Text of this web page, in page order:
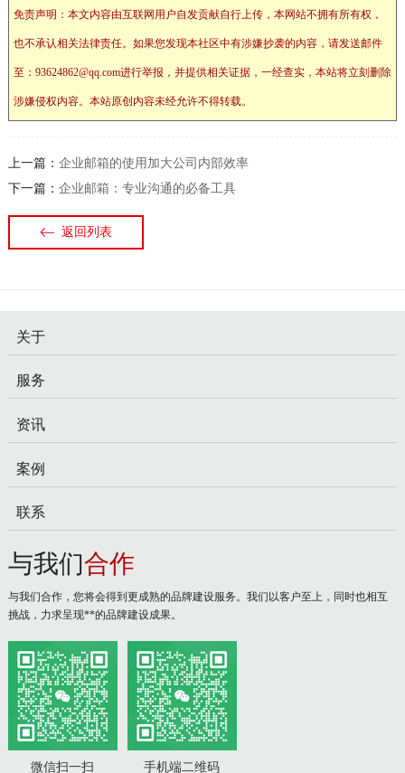
免责声明：本文内容由互联网用户自发贡献自行上传，本网站不拥有所有权，
也不承认相关法律责任。如果您发现本社区中有涉嫌抄袭的内容，请发送邮件
至：93624862@qq.com进行举报，并提供相关证据，一经查实，本站将立刻删除
涉嫌侵权内容。本站原创内容未经允许不得转载。
上一篇： 企业邮箱的使用加大公司内部效率
下一篇： 企业邮箱：专业沟通的必备工具
返回列表
关于
服务
资讯
案例
联系
与我们合作
与我们合作，您将会得到更成熟的品牌建设服务。我们以客户至上，同时也相互
挑战，力求呈现**的品牌建设成果。
微信扫一扫 手机端二维码